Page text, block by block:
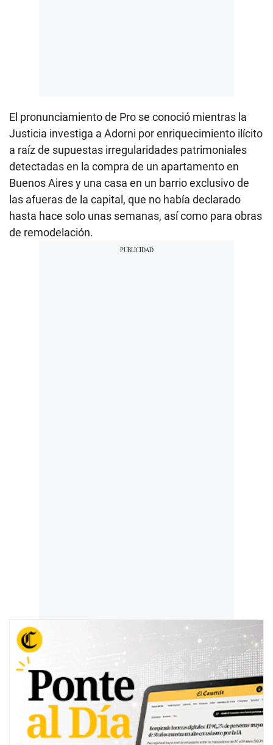
El pronunciamiento de Pro se conoció mientras la
Justicia investiga a Adorni por enriquecimiento ilícito
a raíz de supuestas irregularidades patrimoniales
detectadas en la compra de un apartamento en
Buenos Aires y una casa en un barrio exclusivo de
las afueras de la capital, que no había declarado
hasta hace solo unas semanas, así como para obras
de remodelación.